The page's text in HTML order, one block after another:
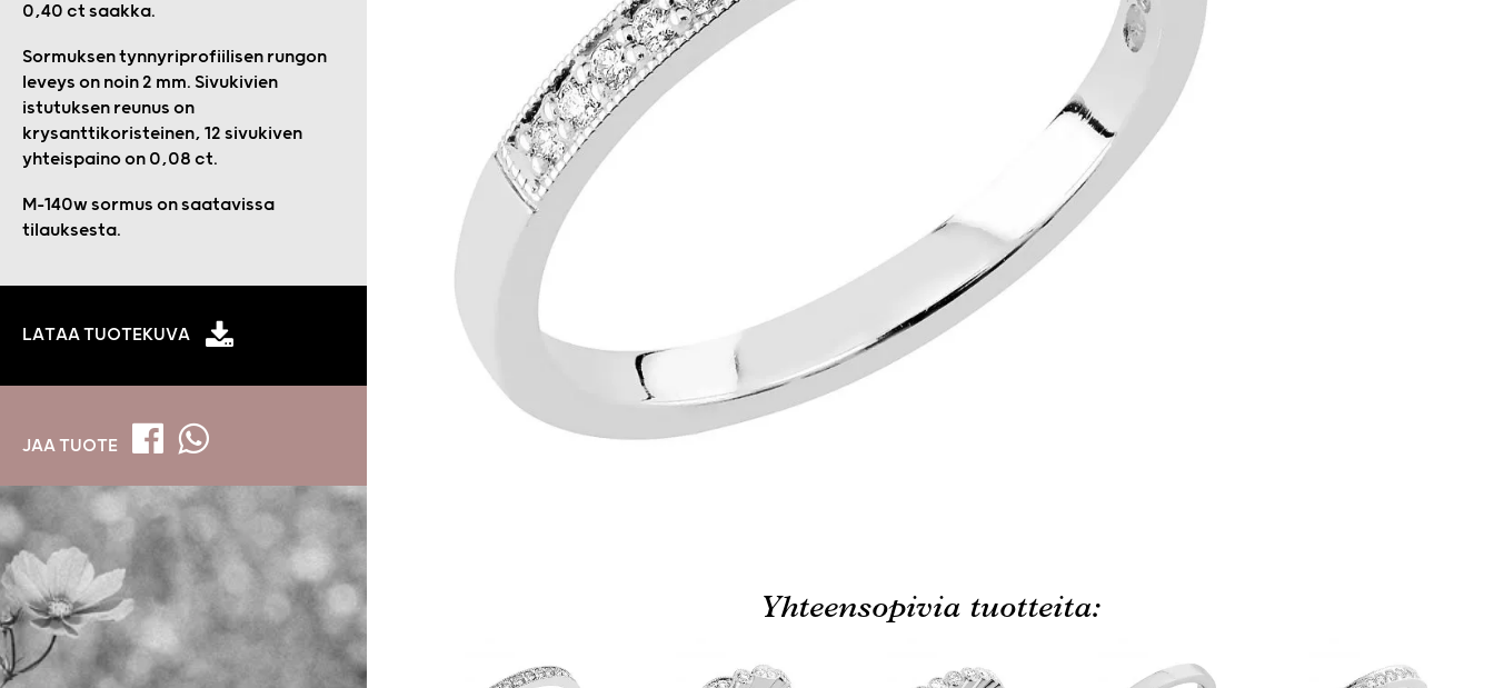
0,40 ct saakka.
Sormuksen tynnyriprofiilisen rungon
leveys on noin 2 mm. Sivukivien
istutuksen reunus on
krysanttikoristeinen, 12 sivukiven
yhteispaino on 0,08 ct.
M-140w sormus on saatavissa
tilauksesta.
LATAA TUOTEKUVA
JAA TUOTE
Yhteensopivia tuotteita: